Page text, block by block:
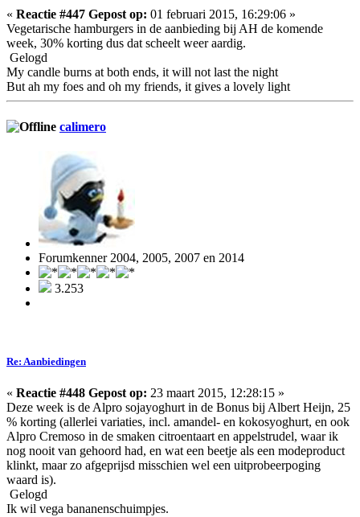
« Reactie #447 Gepost op: 01 februari 2015, 16:29:06 »
Vegetarische hamburgers in de aanbieding bij AH de komende
week, 30% korting dus dat scheelt weer aardig.
Gelogd
My candle burns at both ends, it will not last the night
But ah my foes and oh my friends, it gives a lovely light
calimero
Forumkenner 2004, 2005, 2007 en 2014
3.253
Re: Aanbiedingen
« Reactie #448 Gepost op: 23 maart 2015, 12:28:15 »
Deze week is de Alpro sojayoghurt in de Bonus bij Albert Heijn, 25
% korting (allerlei variaties, incl. amandel- en kokosyoghurt, en ook
Alpro Cremoso in de smaken citroentaart en appelstrudel, waar ik
nog nooit van gehoord had, en wat een beetje als een modeproduct
klinkt, maar zo afgeprijsd misschien wel een uitprobeerpoging
waard is).
Gelogd
Ik wil vega bananenschuimpjes.